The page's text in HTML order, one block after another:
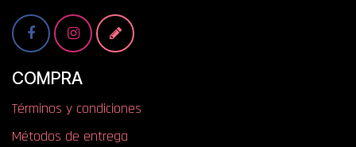
COMPRA
Términos y condiciones
Métodos de entrega